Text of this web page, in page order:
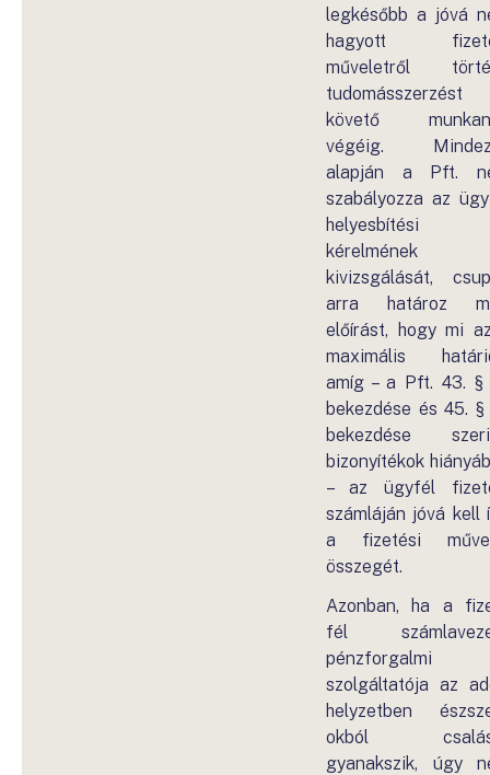
legkésőbb a jóvá
hagyott
műveletről
tudomásszerzést
követő
végéig.
alapján a Pft.
szabályozza az
helyesbítési
kérelmének
kivizsgálását,
arra határoz
előírást, hogy mi
maximális
amíg – a Pft. 43. §
bekezdése és 45. §
bekezdése
bizonyítékok
– az ügyfél
számláján jóvá kell
a fizetési
összegét.
Azonban, ha a
fél
pénzforgalmi
szolgáltatója az
helyzetben
okból
gyanakszik, úgy